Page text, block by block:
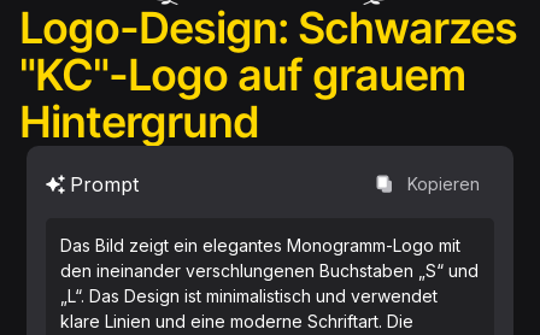
Logo-Design: Schwarzes
"KC"-Logo auf grauem
Hintergrund
Prompt Kopieren
Das Bild zeigt ein elegantes Monogramm-Logo mit
den ineinander verschlungenen Buchstaben „S“ und
„L“. Das Design ist minimalistisch und verwendet
klare Linien und eine moderne Schriftart. Die